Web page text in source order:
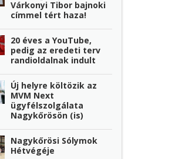
Várkonyi Tibor bajnoki
címmel tért haza!
20 éves a YouTube,
pedig az eredeti terv
randioldalnak indult
Új helyre költözik az
MVM Next
ügyfélszolgálata
Nagykőrösön (is)
Nagykőrösi Sólymok
Hétvégéje